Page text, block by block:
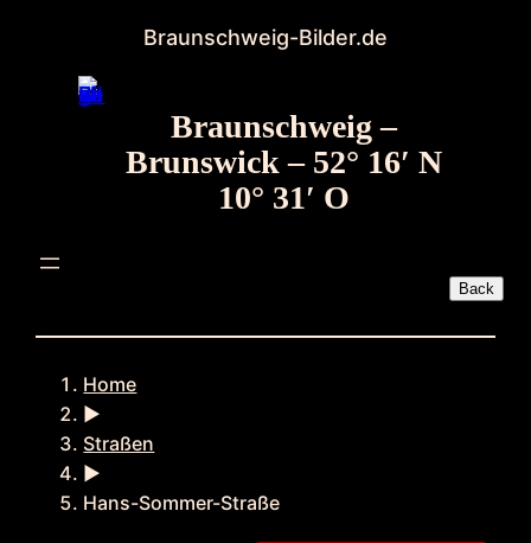
springen
Braunschweig-Bilder.de
Braunschweig –
Brunswick – 52° 16′ N
10° 31′ O
Home
►
Straßen
►
Hans-Sommer-Straße